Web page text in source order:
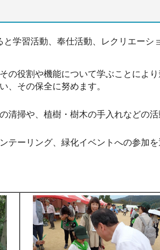
学習活動、奉仕活動、レクリエーシ
の役割や機能について学ぶことによ
、その保全に努めます。
清掃や、植樹・樹木の手入れなどの活
テーリング、緑化イベントへの参加